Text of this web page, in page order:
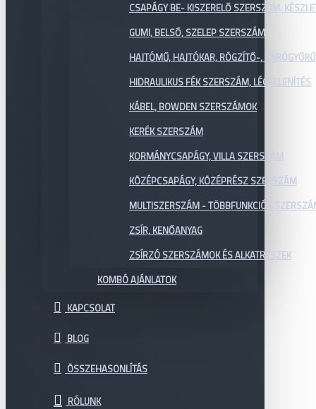
CSAPÁGY BE- KISZERELŐ SZERSZÁM,
GUMI, BELSŐ, SZELEP SZERSZÁM
HAJTÓMŰ, HAJTÓKAR, RÖGZÍTŐ-,
HIDRAULIKUS FÉK SZERSZÁM, LÉGTELENÍTÉS
KÁBEL, BOWDEN SZERSZÁMOK
KERÉK SZERSZÁM
KORMÁNYCSAPÁGY, VILLA SZERSZÁM
KÖZÉPCSAPÁGY, KÖZÉPRÉSZ SZERSZÁM
MULTISZERSZÁM - TÖBBFUNKCIÓS
ZSÍR, KENŐANYAG
ZSÍRZÓ SZERSZÁMOK ÉS ALKATRÉSZEK
KOMBÓ AJÁNLATOK
KAPCSOLAT
BLOG
ÖSSZEHASONLÍTÁS
RÓLUNK